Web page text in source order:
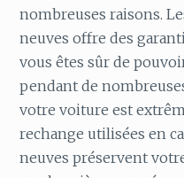
nombreuses raisons.
neuves offre des
vous êtes sûr de
pendant de
votre voiture est
rechange utilisées en
neuves préservent